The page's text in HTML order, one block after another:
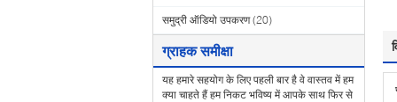
समुद्री ऑडियो उपकरण (20)
ग्राहक समीक्षा
यह हमारे सहयोग के लिए पहली बार है वे वास्तव में हम
क्या चाहते हैं हम निकट भविष्य में आपके साथ फिर से